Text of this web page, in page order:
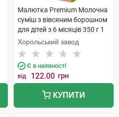
Малютка Premium Молочна
суміш з вівсяним борошном
для дітей з 6 місяців 350 г 1
коробка
Хорольський завод
Є в наявності
від 122.00 грн
КУПИТИ